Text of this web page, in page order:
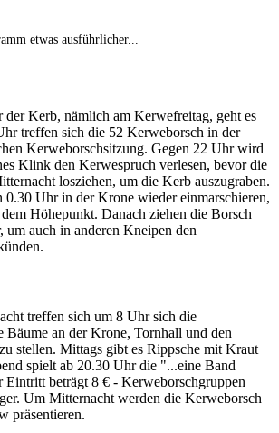
etwas ausführlicher...
der Kerb, nämlich am Kerwefreitag, geht es
treffen sich die 52 Kerweborsch in der
Kerweborschsitzung. Gegen 22 Uhr wird
Klink den Kerwespruch verlesen, bevor die
losziehen, um die Kerb auszugraben.
0.30 Uhr in der Krone wieder einmarschieren,
Höhepunkt. Danach ziehen die Borsch
um auch in anderen Kneipen den
treffen sich um 8 Uhr sich die
Bäume an der Krone, Tornhall und den
stellen. Mittags gibt es Rippsche mit Kraut
spielt ab 20.30 Uhr die "...eine Band
Eintritt beträgt 8 € - Kerweborschgruppen
Um Mitternacht werden die Kerweborsch
präsentieren.